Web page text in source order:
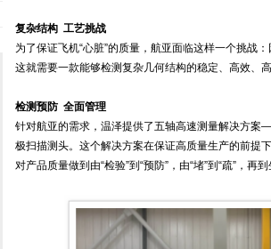
复杂结构 工艺挑战
为了保证飞机“心脏”的质量，航亚面临这样一个挑战
这就需要一款能够检测复杂几何结构的稳定、高效、高
检测预防 全面管理
针对航亚的需求，温泽提供了五轴高速测量解决方
极扫描测头。这个解决方案在保证高质量生产的前提
对产品质量做到由“检验”到“预防”，由“堵”到“疏”，再到